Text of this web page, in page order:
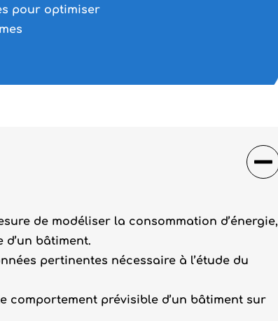
pour optimiser
de modéliser la consommation d’énergie,
d’un bâtiment.
pertinentes nécessaire à l’étude du
comportement prévisible d’un bâtiment sur